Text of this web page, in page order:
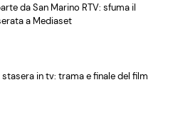
da San Marino RTV: sfuma il
a Mediaset
in tv: trama e finale del film